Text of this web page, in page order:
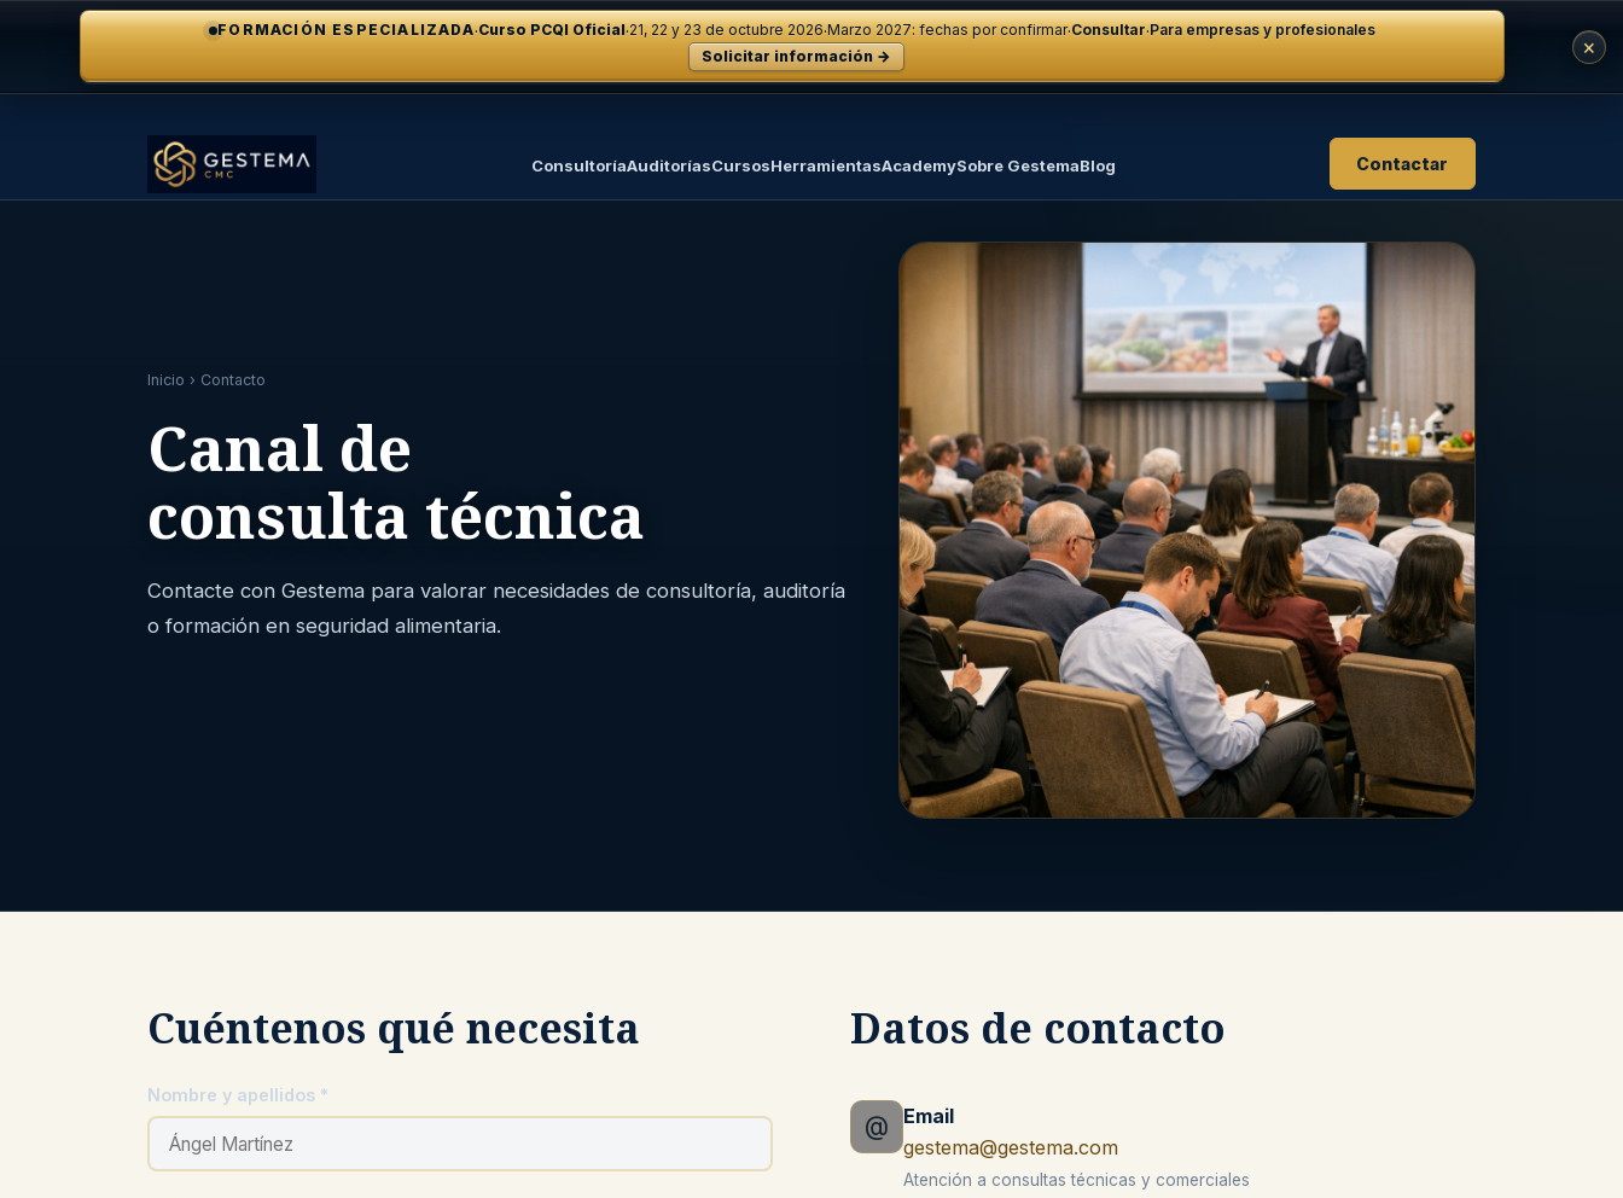
FORMACIÓN ESPECIALIZADA·Curso PCQI Oficial·21, 22 y 23 de octubre 2026·Marzo 2027: fechas por confirmar·Consultar·Para empresas y profesionales
Solicitar información →
×
ConsultoríaAuditoríasCursosHerramientasAcademySobre GestemaBlog Contactar
Inicio › Contacto
Canal de
consulta técnica
Contacte con Gestema para valorar necesidades de consultoría, auditoría
o formación en seguridad alimentaria.
Cuéntenos qué necesita
Nombre y apellidos *
Datos de contacto
@
Email
gestema@gestema.com
Atención a consultas técnicas y comerciales